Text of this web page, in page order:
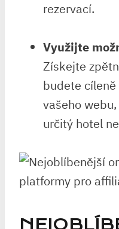
rezervací.
Využijte
Získejte
budete
vašeho
určitý hotel